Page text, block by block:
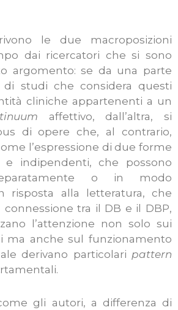
le due macroposizioni
dai ricercatori che si sono
argomento: se da una parte
studi che considera questi
cliniche appartenenti a un
affettivo, dall’altra, si
di opere che, al contrario,
l’espressione di due forme
e indipendenti, che possono
o in modo
risposta alla letteratura, che
tra il DB e il DBP,
l’attenzione non solo sui
ma anche sul funzionamento
derivano particolari pattern
gli autori, a differenza di